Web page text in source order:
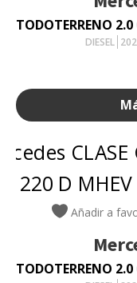
DIESEL
Añadir a